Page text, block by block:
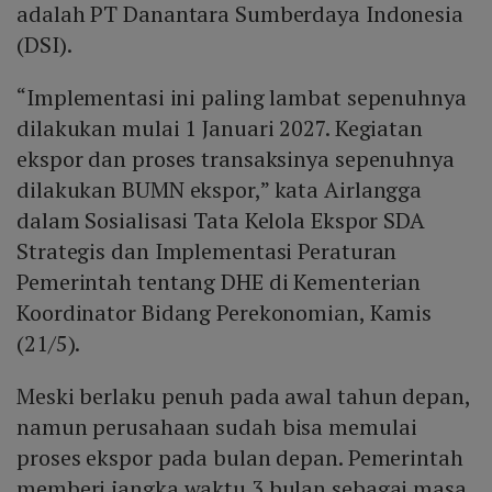
adalah PT Danantara Sumberdaya Indonesia
(DSI).
“Implementasi ini paling lambat sepenuhnya
dilakukan mulai 1 Januari 2027. Kegiatan
ekspor dan proses transaksinya sepenuhnya
dilakukan BUMN ekspor,” kata Airlangga
dalam Sosialisasi Tata Kelola Ekspor SDA
Strategis dan Implementasi Peraturan
Pemerintah tentang DHE di Kementerian
Koordinator Bidang Perekonomian, Kamis
(21/5).
Meski berlaku penuh pada awal tahun depan,
namun perusahaan sudah bisa memulai
proses ekspor pada bulan depan. Pemerintah